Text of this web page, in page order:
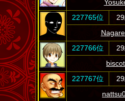
227765位
227766位
227767位